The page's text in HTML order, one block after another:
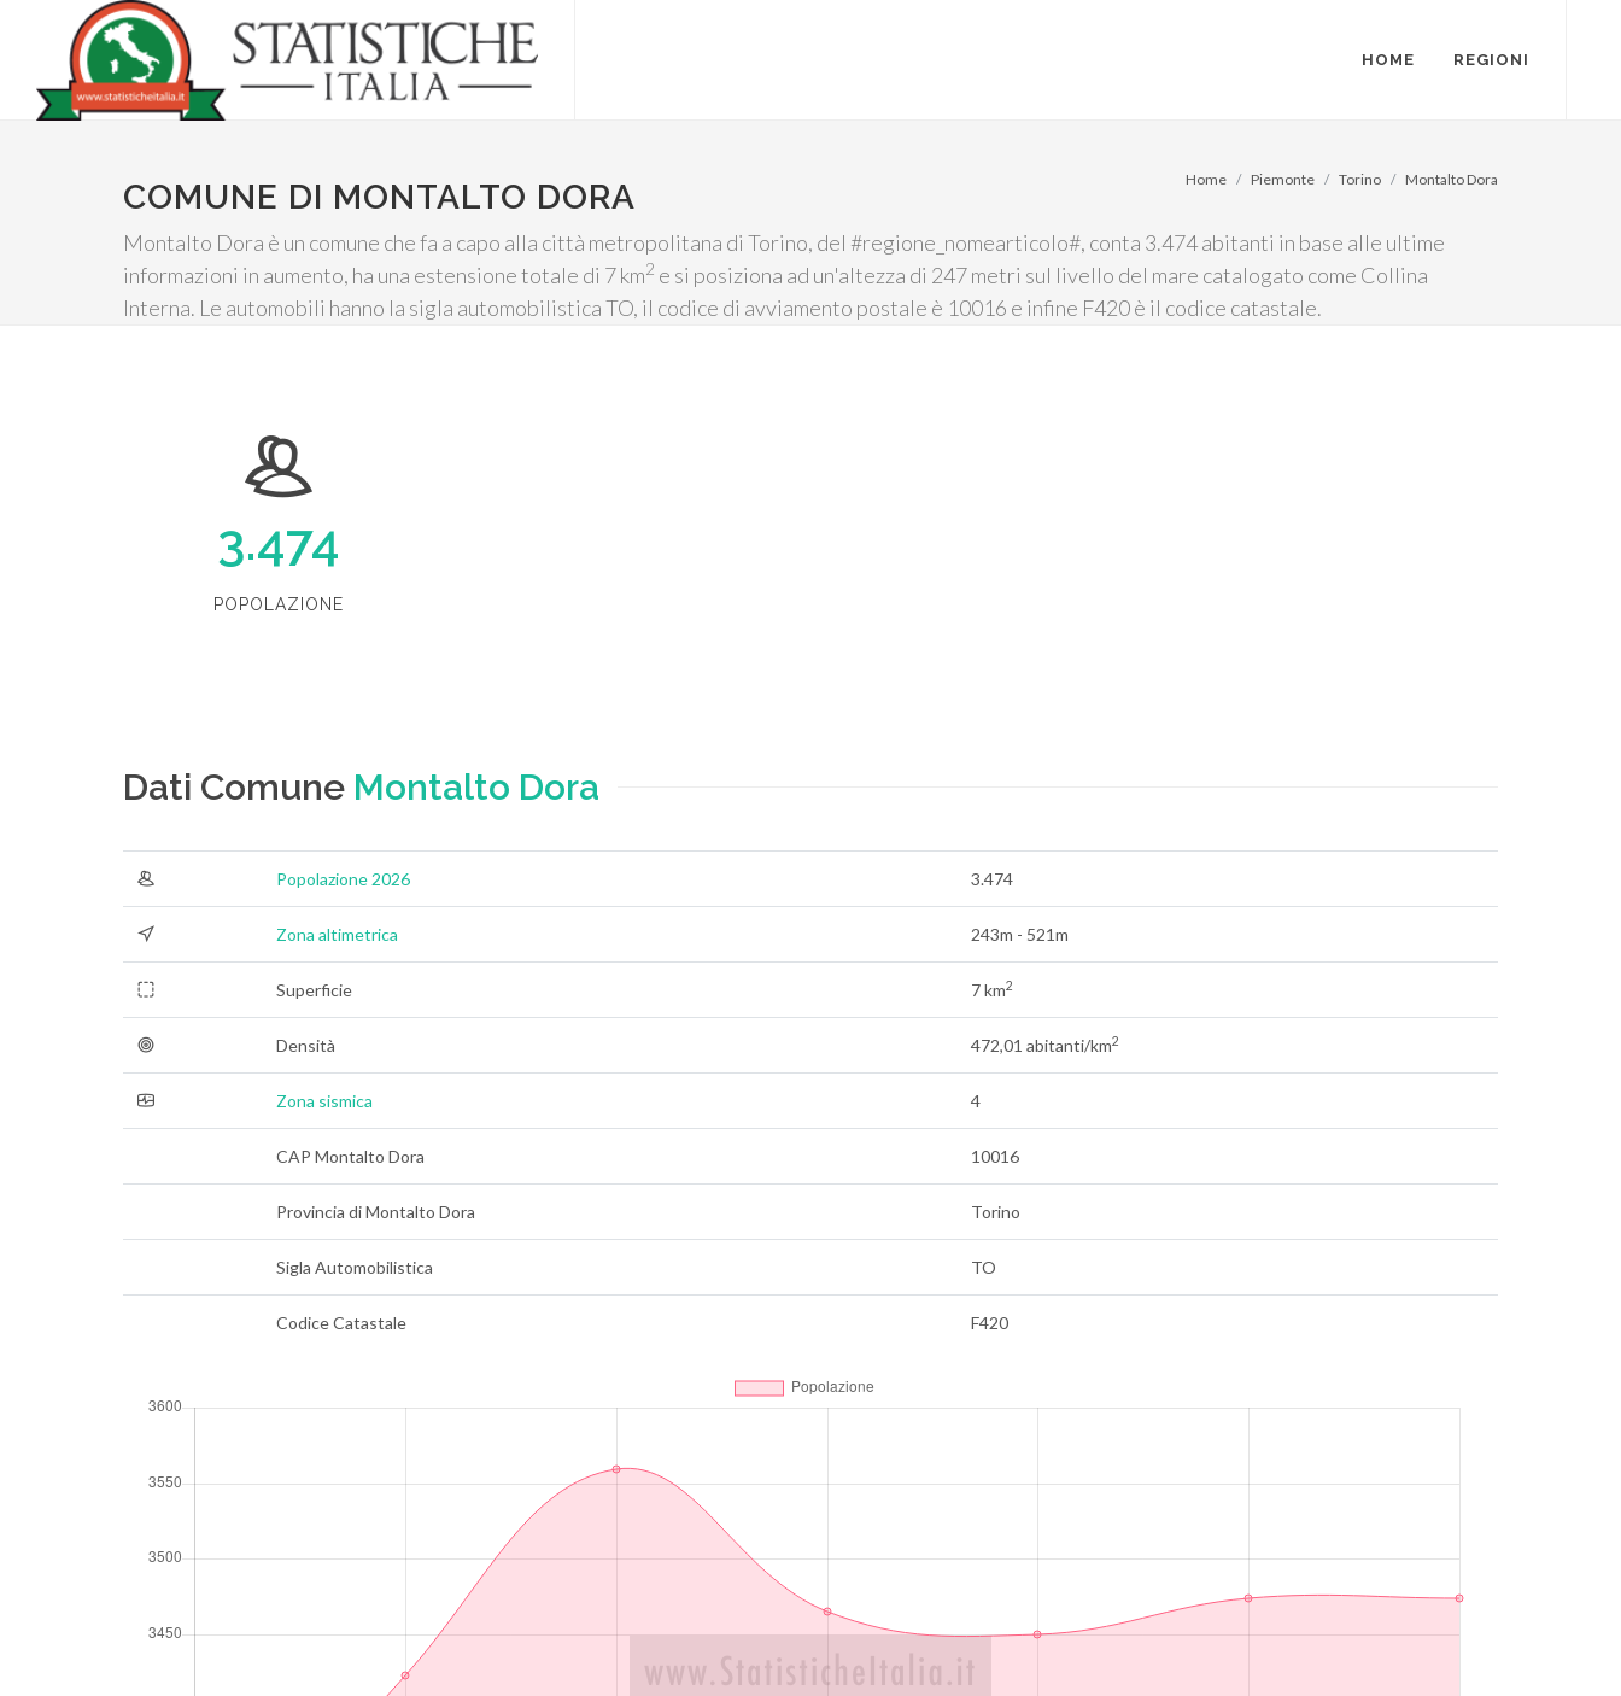
HOME REGIONI
COMUNE DI MONTALTO DORA
Montalto Dora è un comune che fa a capo alla città metropolitana di Torino, del #regione_nomearticolo#, conta 3.474 abitanti in base alle ultime
informazioni in aumento, ha una estensione totale di 7 km2 e si posiziona ad un'altezza di 247 metri sul livello del mare catalogato come Collina
Interna. Le automobili hanno la sigla automobilistica TO, il codice di avviamento postale è 10016 e infine F420 è il codice catastale.
Home Piemonte Torino Montalto Dora
3.474
POPOLAZIONE
Dati Comune Montalto Dora
Popolazione 2026 3.474
Zona altimetrica 243m - 521m
Superficie 7 km2
Densità 472,01 abitanti/km2
Zona sismica 4
CAP Montalto Dora 10016
Provincia di Montalto Dora Torino
Sigla Automobilistica TO
Codice Catastale F420